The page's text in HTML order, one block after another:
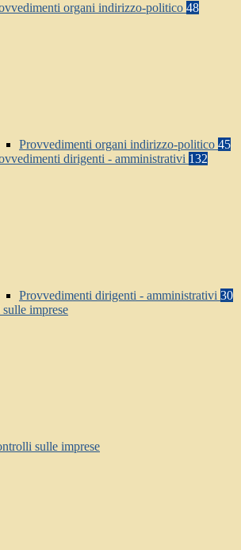
organi indirizzo-politico 48
Provvedimenti organi indirizzo-politico 45
dirigenti - amministrativi 132
Provvedimenti dirigenti - amministrativi 30
imprese
sulle imprese